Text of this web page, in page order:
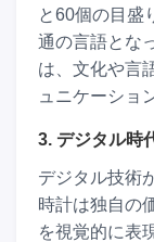
と60個の目盛
通の言語とな
は、文化や言
ュニケーショ
3. デジタル時
デジタル技術
時計は独自の
を視覚的に表